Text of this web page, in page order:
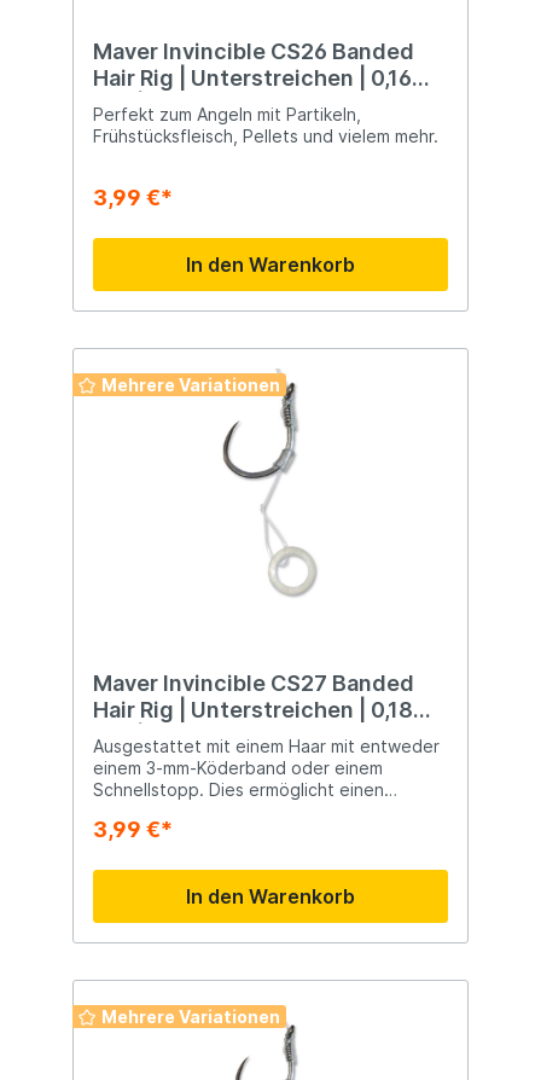
Maver Invincible CS26 Banded
Hair Rig | Unterstreichen | 0,16
mm | Hakengröße 18
Perfekt zum Angeln mit Partikeln,
Frühstücksfleisch, Pellets und vielem mehr.
3,99 €*
In den Warenkorb
Mehrere Variationen
Maver Invincible CS27 Banded
Hair Rig | Unterstreichen | 0,18
mm | Hakengröße 16
Ausgestattet mit einem Haar mit entweder
einem 3-mm-Köderband oder einem
Schnellstopp. Dies ermöglicht einen
3,99 €*
In den Warenkorb
Mehrere Variationen